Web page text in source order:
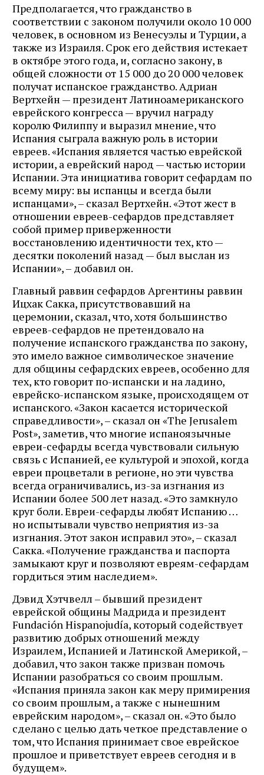
Предполагается, что гражданство в
соответствии с законом получили около 10 000
человек, в основном из Венесуэлы и Турции, а
также из Израиля. Срок его действия истекает
в октябре этого года, и, согласно закону, в
общей сложности от 15 000 до 20 000 человек
получат испанское гражданство. Адриан
Вертхейн — президент Латиноамериканского
еврейского конгресса — вручил награду
королю Филиппу и выразил мнение, что
Испания сыграла важную роль в истории
евреев. «Испания является частью еврейской
истории, а еврейский народ — частью истории
Испании. Эта инициатива говорит сефардам по
всему миру: вы испанцы и всегда были
испанцами», – сказал Вертхейн. «Этот жест в
отношении евреев-сефардов представляет
собой пример приверженности
восстановлению идентичности тех, кто —
десятки поколений назад — был выслан из
Испании», – добавил он.
Главный раввин сефардов Аргентины раввин
Ицхак Сакка, присутствовавший на
церемонии, сказал, что, хотя большинство
евреев-сефардов не претендовало на
получение испанского гражданства по закону,
это имело важное символическое значение
для общины сефардских евреев, особенно для
тех, кто говорит по-испански и на ладино,
еврейско-испанском языке, происходящем от
испанского. «Закон касается исторической
справедливости», – сказал он «The Jerusalem
Post», заметив, что многие испаноязычные
евреи-сефарды всегда чувствовали сильную
связь с Испанией, ее культурой и эпохой, когда
евреи процветали в регионе, но эти чувства
всегда ограничивались, из-за изгнания из
Испании более 500 лет назад. «Это замкнуло
круг боли. Евреи-сефарды любят Испанию …
но испытывали чувство неприятия из-за
изгнания. Этот закон исправил это», – сказал
Сакка. «Получение гражданства и паспорта
замыкают круг и позволяют евреям-сефардам
гордиться этим наследием».
Дэвид Хэтчвелл – бывший президент
еврейской общины Мадрида и президент
Fundación Hispanojudía, который содействует
развитию добрых отношений между
Израилем, Испанией и Латинской Америкой, –
добавил, что закон также призван помочь
Испании разобраться со своим прошлым.
«Испания приняла закон как меру примирения
со своим прошлым, а также с нынешним
еврейским народом», – сказал он. «Это было
сделано с целью дать четкое представление о
том, что Испания принимает свое еврейское
прошлое и приветствует евреев сегодня и в
будущем».